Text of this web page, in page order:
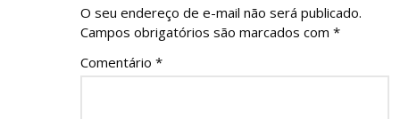
O seu endereço de e-mail não será publicado.
Campos obrigatórios são marcados com*
Comentário*